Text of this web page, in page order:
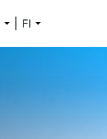
FI